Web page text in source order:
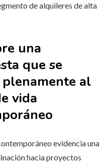
de alquileres de alta
una
que se
al
vida
evidencia una
hacia proyectos